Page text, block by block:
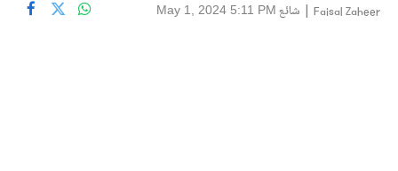
Faisal Zaheer
| شائع May 1, 2024 5:11 PM